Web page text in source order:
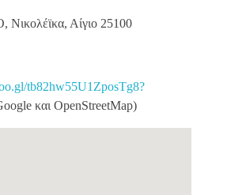
Νικολέϊκα, Αίγιο 25100
tb82hw55U1ZposTg8?
και OpenStreetMap)